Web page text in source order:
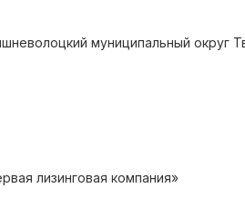
муниципальный округ
лизинговая компания»